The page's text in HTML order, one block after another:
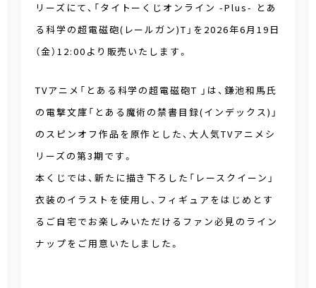
リーズにて、「タイトーくじオンライン -Plus- とあ
る科学の超電磁砲(レールガン)T」を2026年6月19日
（金）12:00より販売いたします。
TVアニメ「とある科学の超電磁砲T 」は、鎌池和馬氏
の電撃文庫「とある魔術の禁書目録(インデックス)」
のスピンオフ作品を原作とした、大人気TVアニメシ
リーズの第3期です。
本くじでは、新たに描き下ろした「レースクイーン」
衣装のイラストを使用し、フィギュアをはじめとす
るご自宅でお楽しみいただけるファン必見のライン
ナップをご用意いたしました。